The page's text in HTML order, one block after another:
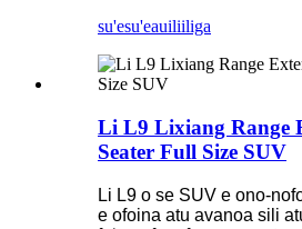
su'esu'eauiliiliga
Li L9 Lixiang Range
Seater Full Size SUV
Li L9 o se SUV e ono-
e ofoina atu avanoa sili